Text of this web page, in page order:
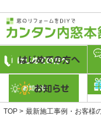
TOP 最新施工事例・お客様